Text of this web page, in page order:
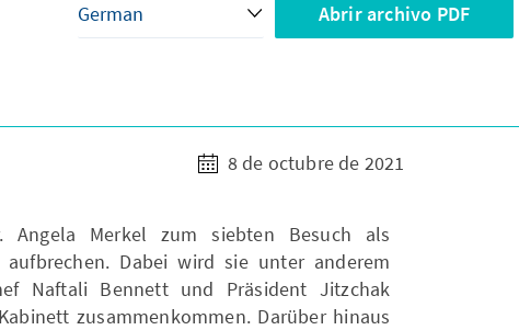
Abrir archivo PDF
8 de octubre de 2021
Merkel zum siebten Besuch als
Dabei wird sie unter anderem
Naftali Bennett und Präsident Jitzchak
zusammenkommen. Darüber hinaus